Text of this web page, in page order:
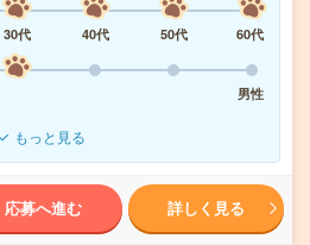
30代 40代 50代
60代
男性
もっと見る
応募へ進む 詳しく見る